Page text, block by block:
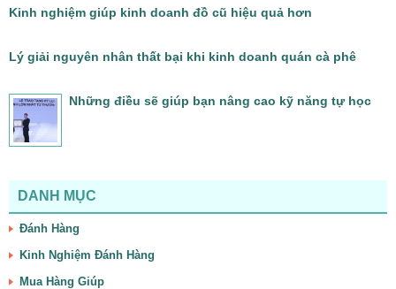
Kinh nghiệm giúp kinh doanh đồ cũ hiệu quả hơn
Lý giải nguyên nhân thất bại khi kinh doanh quán cà phê
Những điều sẽ giúp bạn nâng cao kỹ năng tự học
DANH MỤC
Đánh Hàng
Kinh Nghiệm Đánh Hàng
Mua Hàng Giúp